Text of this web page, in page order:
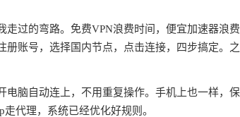
过的弯路。免费VPN浪费时间，便宜加速器浪
账号，选择国内节点，点击连接，四步搞定。
脑自动连上，不用重复操作。手机上也一样，
代理，系统已经优化好规则。